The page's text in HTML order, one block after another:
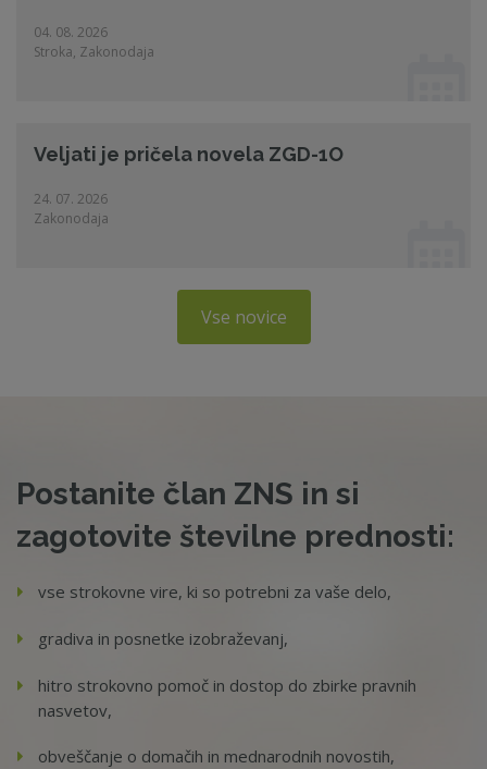
04. 08. 2026
Stroka, Zakonodaja
Veljati je pričela novela ZGD-1O
24. 07. 2026
Zakonodaja
Vse novice
Postanite član ZNS in si
zagotovite številne prednosti:
vse strokovne vire, ki so potrebni za vaše delo,
gradiva in posnetke izobraževanj,
hitro strokovno pomoč in dostop do zbirke pravnih
nasvetov,
obveščanje o domačih in mednarodnih novostih,